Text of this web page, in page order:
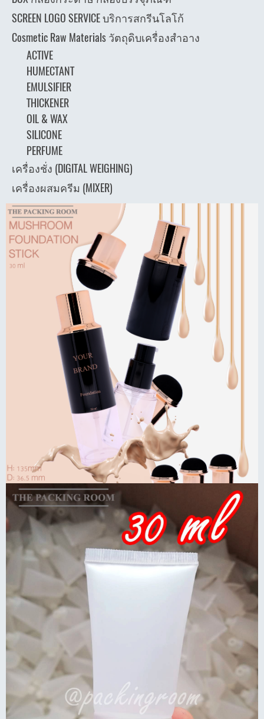
SCREEN LOGO SERVICE บริการสกรีนโลโก้
Cosmetic Raw Materials วัตถุดิบเครื่องสำอาง
ACTIVE
HUMECTANT
EMULSIFIER
THICKENER
OIL & WAX
SILICONE
PERFUME
เครื่องชั่ง (DIGITAL WEIGHING)
เครื่องผสมครีม (MIXER)